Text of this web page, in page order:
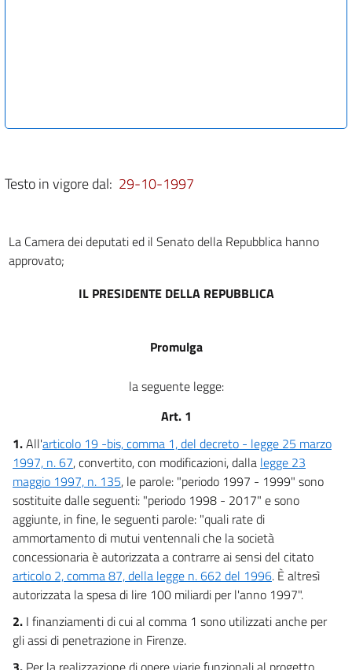
Testo in vigore dal: 29-10-1997
La Camera dei deputati ed il Senato della Repubblica hanno
approvato;
IL PRESIDENTE DELLA REPUBBLICA
Promulga
la seguente legge:
Art. 1
1.All'articolo 19 -bis, comma 1, del decreto - legge 25 marzo
1997, n. 67, convertito, con modificazioni, dalla legge 23
maggio 1997, n. 135, le parole: "periodo 1997 - 1999" sono
sostituite dalle seguenti: "periodo 1998 - 2017" e sono
aggiunte, in fine, le seguenti parole: "quali rate di
ammortamento di mutui ventennali che la società
concessionaria è autorizzata a contrarre ai sensi del citato
articolo 2, comma 87, della legge n. 662 del 1996. È altresì
autorizzata la spesa di lire 100 miliardi per l'anno 1997".
2. I finanziamenti di cui al comma 1 sono utilizzati anche per
gli assi di penetrazione in Firenze.